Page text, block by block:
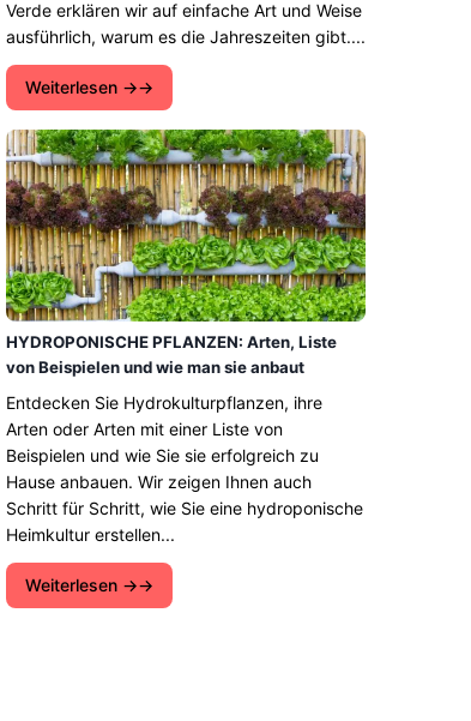
Verde erklären wir auf einfache Art und Weise
ausführlich, warum es die Jahreszeiten gibt....
Weiterlesen →
HYDROPONISCHE PFLANZEN: Arten, Liste
von Beispielen und wie man sie anbaut
Entdecken Sie Hydrokulturpflanzen, ihre
Arten oder Arten mit einer Liste von
Beispielen und wie Sie sie erfolgreich zu
Hause anbauen. Wir zeigen Ihnen auch
Schritt für Schritt, wie Sie eine hydroponische
Heimkultur erstellen...
Weiterlesen →